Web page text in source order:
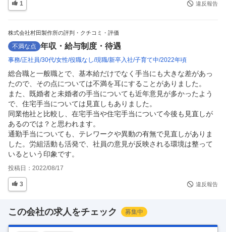
1 違反報告
株式会社村田製作所の評判・クチコミ・評価
不満な点 年収・給与制度・待遇
事務 正社員 30代 女性 役職なし 現職 新卒入社 子育て中 2022年頃
総合職と一般職とで、基本給だけでなく手当にも大きな差があっ
たので、その点については不満を耳にすることがありました。
また、既婚者と未婚者の手当についても近年意見が多かったよう
で、住宅手当については見直しもありました。
同業他社と比較し、在宅手当や住宅手当について今後も見直しが
あるのでは？と思われます。
通勤手当についても、テレワークや異動の有無で見直しがありま
した。労組活動も活発で、社員の意見が反映される環境は整って
いるという印象です。
投稿日： 2022/08/17
3 違反報告
この会社の求人をチェック 募集中